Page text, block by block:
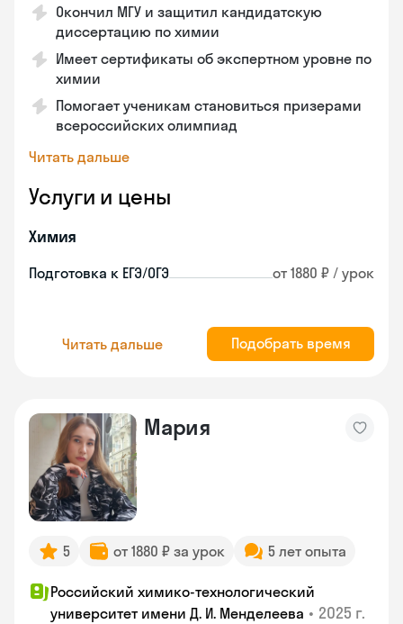
Окончил МГУ и защитил кандидатскую
диссертацию по химии
Имеет сертификаты об экспертном уровне по
химии
Помогает ученикам становиться призерами
всероссийских олимпиад
Читать дальше
Услуги и цены
Химия
Подготовка к ЕГЭ/ОГЭ от 1880 ₽ / урок
Читать дальше Подобрать время
Мария
5 от 1880 ₽ за урок 5 лет опыта
Российский химико-технологический
университет имени Д. И. Менделеева • 2025 г.